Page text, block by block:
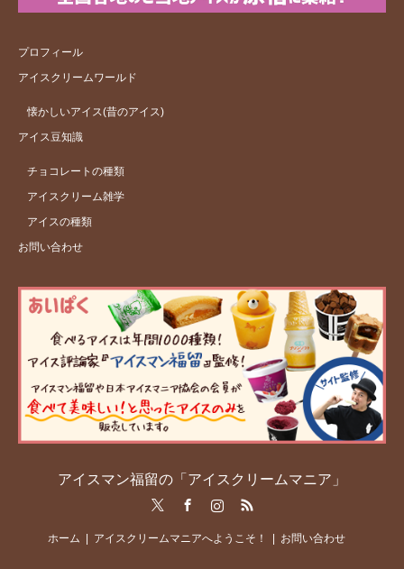
プロフィール
アイスクリームワールド
懐かしいアイス(昔のアイス)
アイス豆知識
チョコレートの種類
アイスクリーム雑学
アイスの種類
お問い合わせ
アイスマン福留の「アイスクリームマニア」
RSS
ホーム アイスクリームマニアへようこそ！ お問い合わせ